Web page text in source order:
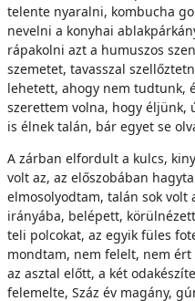
telente nyaralni, kombucha
nevelni a konyhai
rápakolni azt a humuszos
szemetet, tavasszal
lehetett, ahogy nem tudtunk,
szerettem volna, hogy éljünk,
is élnek talán, bár egyet se
A zárban elfordult a kulcs,
volt az, az előszobában
elmosolyodtam, talán sok volt
irányába, belépett,
teli polcokat, az egyik füles
mondtam, nem felelt, nem
az asztal előtt, a két
felemelte, Száz év magány,